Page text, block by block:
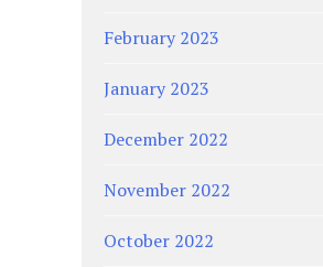
February 2023
January 2023
December 2022
November 2022
October 2022